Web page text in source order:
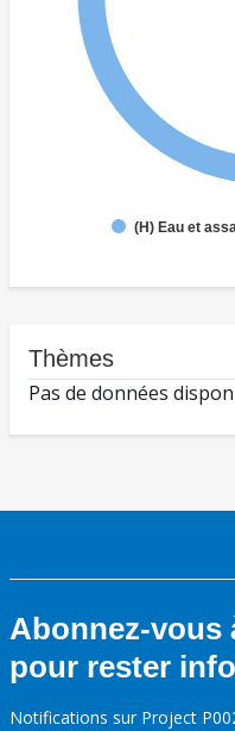
(H) Eau et
Thèmes
Pas de données
Abonnez-vous
pour rester
Notifications sur Project